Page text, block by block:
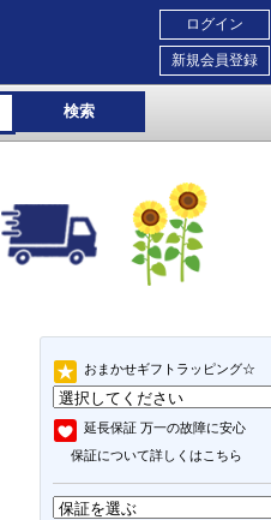
ログイン
新規会員登録
検索
おまかせギフトラッピング☆
延長保証 万一の故障に安心
保証について詳しくはこちら